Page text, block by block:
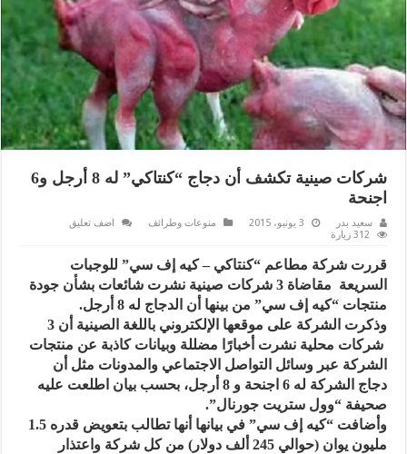
شركات صينية تكشف أن دجاج “كنتاكي” له 8 أرجل و6
اجنحة
سعيد بدر 3 يونيو، 2015 منوعات وطرائف
اضف تعليق
312 زيارة
قررت شركة مطاعم “كنتاكي – كيه إف سي” للوجبات
السريعة مقاضاة 3 شركات صينية نشرت شائعات بشأن جودة
منتجات “كيه إف سي” من بينها أن الدجاج له 8 أرجل.
وذكرت الشركة على موقعها الإلكتروني باللغة الصينية أن 3
شركات محلية نشرت أخبارًا مضللة وبيانات كاذبة عن منتجات
الشركة عبر وسائل التواصل الاجتماعي والمدونات مثل أن
دجاج الشركة له 6 اجنحة و 8 أرجل، بحسب بيان اطلعت عليه
صحيفة “وول ستريت جورنال”.
وأضافت “كيه إف سي” في بيانها أنها تطالب بتعويض قدره 1.5
مليون يوان (حوالي 245 ألف دولار) من كل شركة واعتذار